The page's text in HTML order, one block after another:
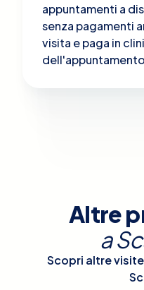
appuntamenti a
senza pagamenti
visita e paga in
Altre
a
Scopri altre